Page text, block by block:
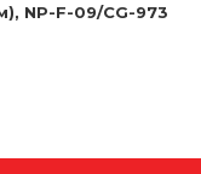
NP-F-09/CG-973